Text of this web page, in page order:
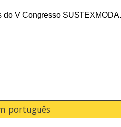
do V Congresso SUSTEXMODA.
português